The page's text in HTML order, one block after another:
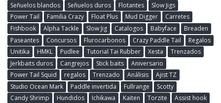
Señuelos blandos
Señuelos duros Flotantes
Slow Jigs
Power Tail
Familia Crazy Float Plus Mud Digger
Carretes
Fishbook
Alpha Tackle Slow Jig Catalogos Babyface
Breaden
Paseantes
Concursos Flurocarbonos Crazy Paddle Tail
Regalos
Unitika
HMKL Pudlee Tutorial Tai Rubber Xesta
Trenzados
Jerkbaits duros
Cangrejos Stick baits
Aniversario
Power Tail Squid
regalos Trenzado Análisis
Ajist TZ
Studio Ocean Mark
Paddle invertida Fullrange
Scotty
Candy Shrimp
Hundidos Ichikawa Kaiten Torzite
Assist hook